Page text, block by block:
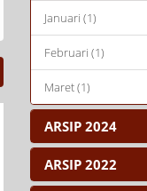
Januari (1)
Februari (1)
Maret (1)
ARSIP 2024
ARSIP 2022